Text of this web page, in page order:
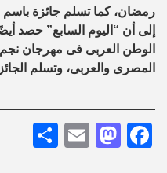
رمضان، كما تسلم جائزة باسم
إلى أن “اليوم السابع” حصد
الوطن العربى فى مهرجان نجم
المصرى والعربى، وتسلم
Facebook
Email